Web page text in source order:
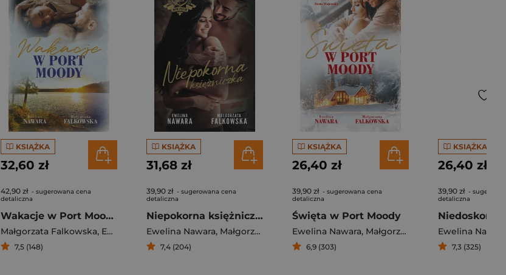
KSIĄŻKA
32,60 zł
42,90 zł - sugerowana cena
detaliczna
Wakacje w Port Moody
Małgorzata Falkowska, Ewelina Nawara
7,5 (148)
KSIĄŻKA
31,68 zł
39,90 zł - sugerowana cena
detaliczna
Niepokorna księżniczka
Ewelina Nawara, Małgorzata Falkowska
7,4 (204)
KSIĄŻKA
26,40 zł
39,90 zł - sugerowana cena
detaliczna
Święta w Port Moody
Ewelina Nawara, Małgorzata Falkowska
6,9 (303)
KSIĄŻKA
26,40 zł
39,90 zł -
detaliczna
Ewelina
7,3 (325)